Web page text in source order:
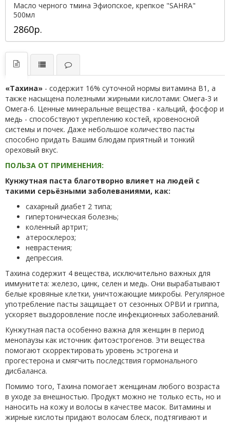
Масло черного тмина Эфиопское, крепкое "SAHRA"
500мл
2860р.
«Тахина» - содержит 16% суточной нормы витамина В1, а
также насыщена полезными жирными кислотами: Омега-3 и
Омега-6. Ценные минеральные вещества - кальций, фосфор и
медь - способствуют укреплению костей, кровеносной
системы и почек. Даже небольшое количество пасты
способно придать Вашим блюдам приятный и тонкий
ореховый вкус.
ПОЛЬЗА ОТ ПРИМЕНЕНИЯ:
Кунжутная паста благотворно влияет на людей с
такими серьёзными заболеваниями, как:
сахарный диабет 2 типа;
гипертоническая болезнь;
коленный артрит;
атеросклероз;
неврастения;
депрессия.
Тахина содержит 4 вещества, исключительно важных для
иммунитета: железо, цинк, селен и медь. Они вырабатывают
белые кровяные клетки, уничтожающие микробы. Регулярное
употребление пасты защищает от сезонных ОРВИ и гриппа,
ускоряет выздоровление после инфекционных заболеваний.
Кунжутная паста особенно важна для женщин в период
менопаузы как источник фитоэстрогенов. Эти вещества
помогают скорректировать уровень эстрогена и
прогестерона и смягчить последствия гормонального
дисбаланса.
Помимо того, Тахина помогает женщинам любого возраста
в уходе за внешностью. Продукт можно не только есть, но и
наносить на кожу и волосы в качестве масок. Витамины и
жирные кислоты придают волосам блеск, подтягивают и